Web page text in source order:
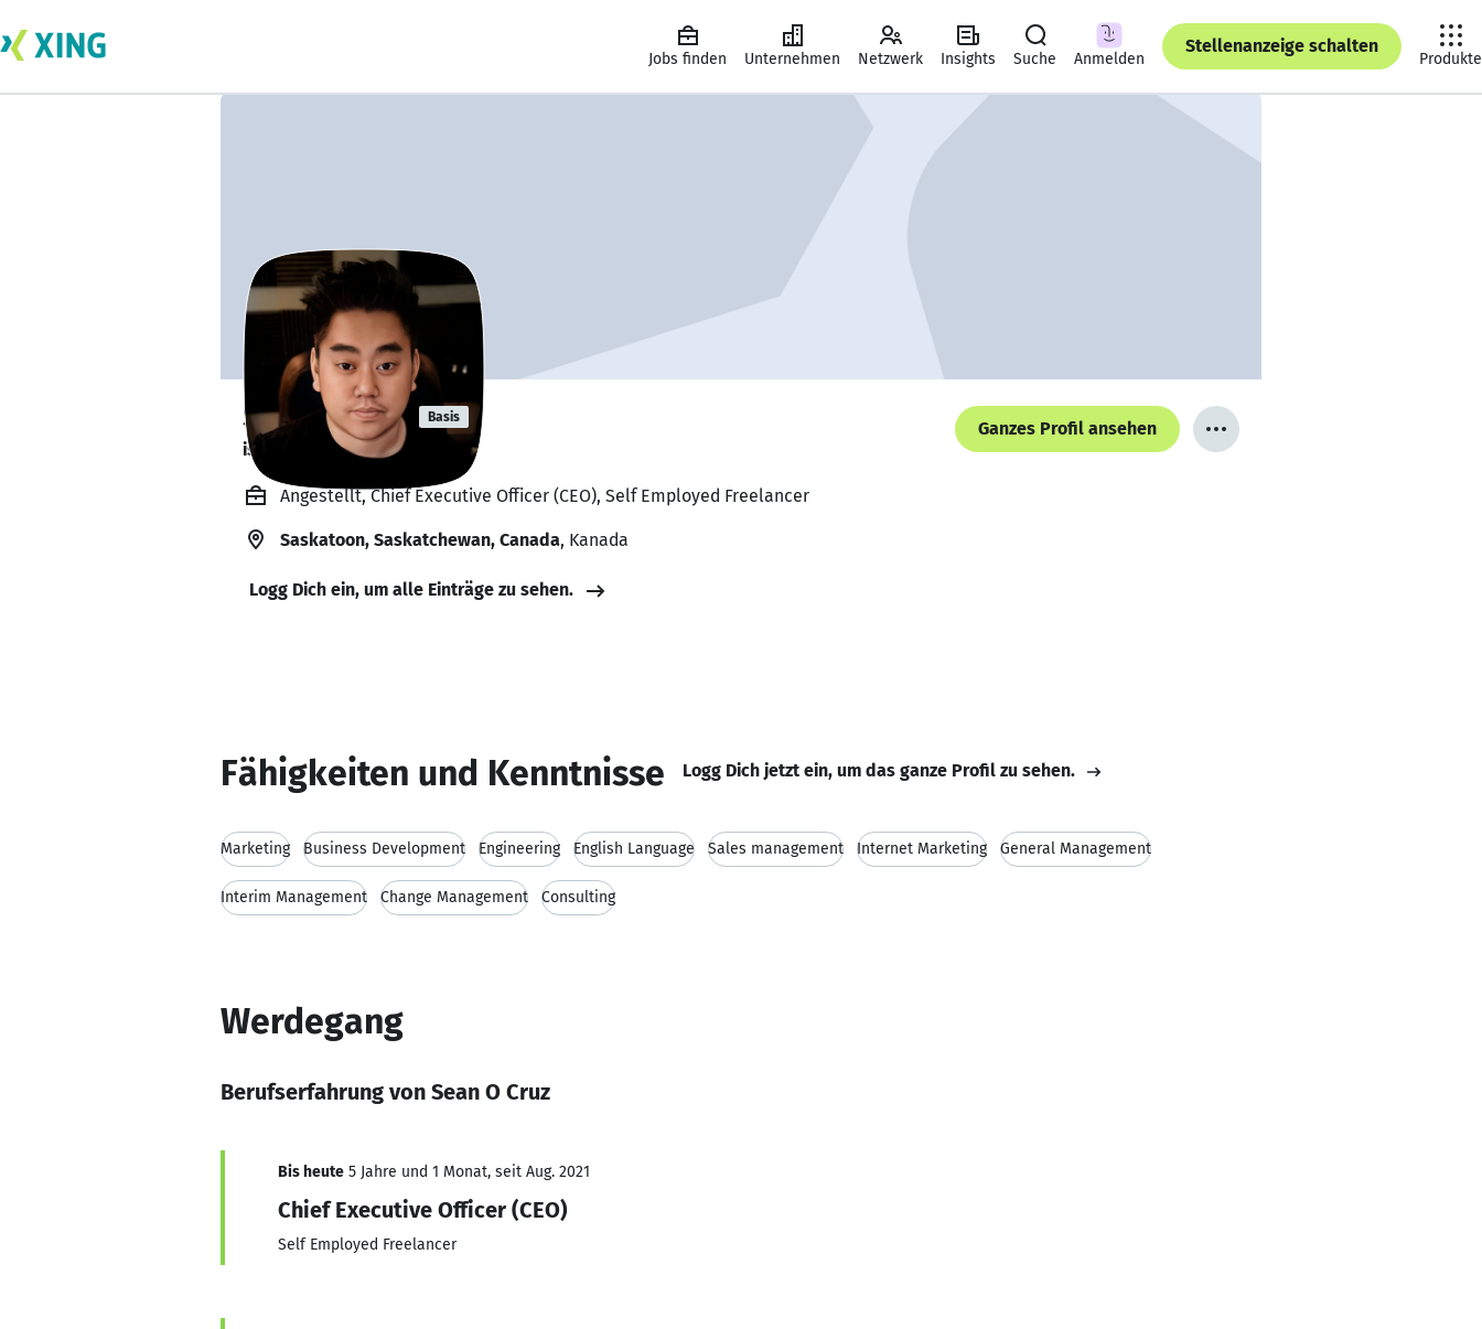
Jobs finden Unternehmen Netzwerk Insights Suche Anmelden
Stellenanzeige schalten
Produkte
Sean O Cruz Basis
is looking to socialise. 👋
Ganzes Profil ansehen
Angestellt, Chief Executive Officer (CEO), Self Employed Freelancer
Saskatoon, Saskatchewan, Canada, Kanada
Logg Dich ein, um alle Einträge zu sehen.
Fähigkeiten und Kenntnisse Logg Dich jetzt ein, um das ganze Profil zu sehen.
Marketing Business Development Engineering English Language Sales management Internet Marketing General Management
Interim Management Change Management Consulting
Werdegang
Berufserfahrung von Sean O Cruz
Bis heute 5 Jahre und 1 Monat, seit Aug. 2021
Chief Executive Officer (CEO)
Self Employed Freelancer